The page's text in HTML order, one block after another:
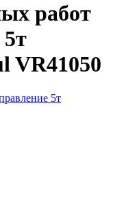
работ
VR41050